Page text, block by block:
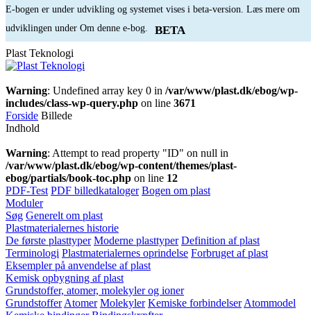
E-bogen er under udvikling og systemet vises i beta-version. Læs mere om
udviklingen under Om denne e-bog.
BETA
Plast Teknologi
Warning: Undefined array key 0 in /var/www/plast.dk/ebog/wp-
includes/class-wp-query.php on line 3671
Forside Billede
Indhold
Warning: Attempt to read property "ID" on null in
/var/www/plast.dk/ebog/wp-content/themes/plast-
ebog/partials/book-toc.php on line 12
PDF-Test PDF billedkataloger Bogen om plast
Moduler
Søg Generelt om plast
Plastmaterialernes historie
De første plasttyper Moderne plasttyper Definition af plast
Terminologi Plastmaterialernes oprindelse Forbruget af plast
Eksempler på anvendelse af plast
Kemisk opbygning af plast
Grundstoffer, atomer, molekyler og ioner
Grundstoffer Atomer Molekyler Kemiske forbindelser Atommodel